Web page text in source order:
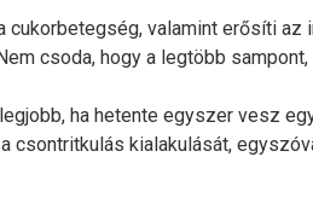
valamint erősíti az
csoda, hogy a legtöbb
ha hetente egyszer vesz
csontritkulás kialakulását,